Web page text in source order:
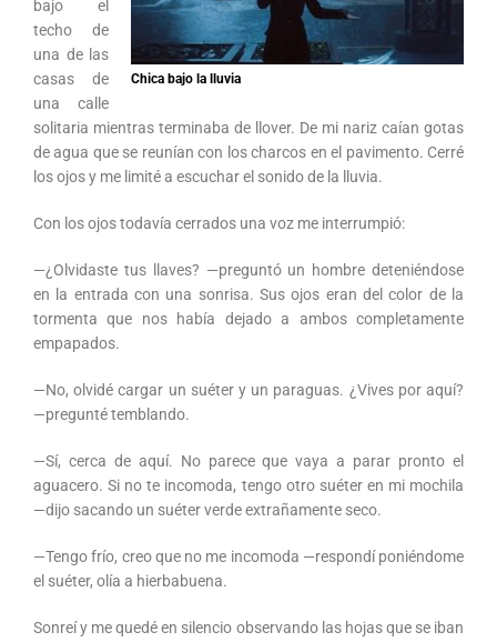
Chica bajo la lluvia
bajo el
techo de
una de las
casas de
una calle
solitaria mientras terminaba de llover. De mi nariz caían gotas
de agua que se reunían con los charcos en el pavimento. Cerré
los ojos y me limité a escuchar el sonido de la lluvia.
Con los ojos todavía cerrados una voz me interrumpió:
—¿Olvidaste tus llaves? —preguntó un hombre deteniéndose
en la entrada con una sonrisa. Sus ojos eran del color de la
tormenta que nos había dejado a ambos completamente
empapados.
—No, olvidé cargar un suéter y un paraguas. ¿Vives por aquí?
—pregunté temblando.
—Sí, cerca de aquí. No parece que vaya a parar pronto el
aguacero. Si no te incomoda, tengo otro suéter en mi mochila
—dijo sacando un suéter verde extrañamente seco.
—Tengo frío, creo que no me incomoda —respondí poniéndome
el suéter, olía a hierbabuena.
Sonreí y me quedé en silencio observando las hojas que se iban